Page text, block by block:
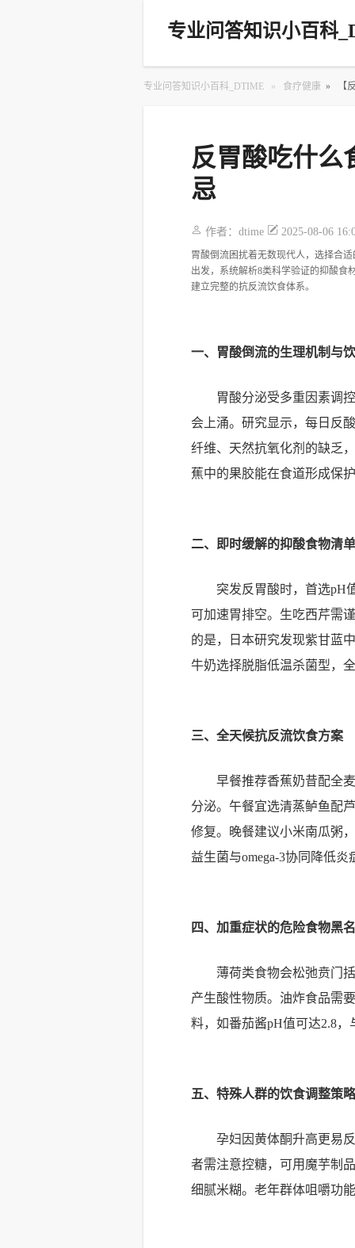
专业问答知识小百科
专业问答知识小百科_DTIME » 食疗健康 » 【
反胃酸吃什么
忌
作者：dtime 2025-08-06
胃酸倒流困扰着无数现代人，选择合
出发，系统解析8类科学验证的抑酸食
建立完整的抗反流饮食体系。
一、胃酸倒流的生理机制与
胃酸分泌受多重因素调
会上涌。研究显示，每日反
纤维、天然抗氧化剂的缺乏
蕉中的果胶能在食道形成保
二、即时缓解的抑酸食物清
突发反胃酸时，首选pH
可加速胃排空。生吃西芹需
的是，日本研究发现紫甘蓝
牛奶选择脱脂低温杀菌型，
三、全天候抗反流饮食方案
早餐推荐香蕉奶昔配全
分泌。午餐宜选清蒸鲈鱼配
修复。晚餐建议小米南瓜粥
益生菌与omega-3协同降低炎
四、加重症状的危险食物黑
薄荷类食物会松弛贲门
产生酸性物质。油炸食品需
料，如番茄酱pH值可达2.8
五、特殊人群的饮食调整策
孕妇因黄体酮升高更易
者需注意控糖，可用魔芋制
细腻米糊。老年群体咀嚼功